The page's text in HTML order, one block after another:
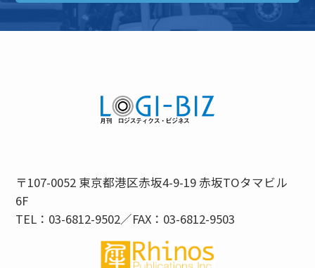
〒107-0052 東京都港区赤坂4-9-19 赤坂TOタマビル
6F
TEL：03-6812-9502／FAX：03-6812-9503